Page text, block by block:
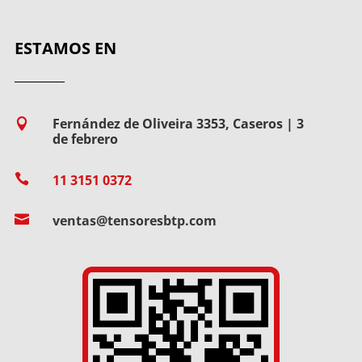
ESTAMOS EN

Fernández de Oliveira 3353, Caseros | 3
de febrero
 11 3151 0372
 ventas@tensoresbtp.com